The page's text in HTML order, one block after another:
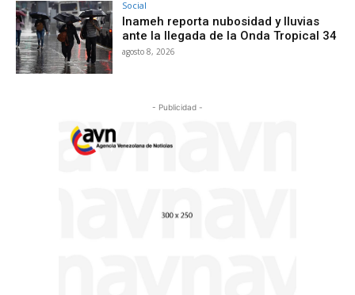
Social
Inameh reporta nubosidad y lluvias
ante la llegada de la Onda Tropical 34
agosto 8, 2026
- Publicidad -